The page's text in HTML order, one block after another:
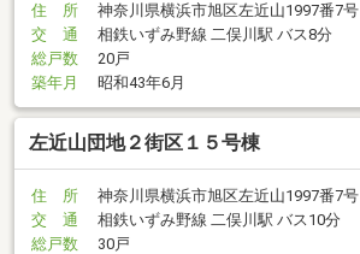
住 所
神奈川県横浜市旭区左近山1997番7号
交 通
相鉄いずみ野線 二俣川駅 バス8分
総戸数
20戸
築年月
昭和43年6月
左近山団地２街区１５号棟
住 所
神奈川県横浜市旭区左近山1997番7号
交 通
相鉄いずみ野線 二俣川駅 バス10分
総戸数
30戸